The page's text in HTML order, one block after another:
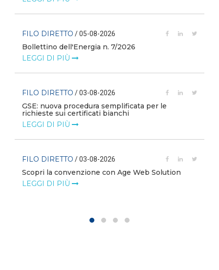
FILO DIRETTO / 05-08-2026
Bollettino dell'Energia n. 7/2026
LEGGI DI PIÙ
FILO DIRETTO / 03-08-2026
GSE: nuova procedura semplificata per le
richieste sui certificati bianchi
LEGGI DI PIÙ
FILO DIRETTO / 03-08-2026
Scopri la convenzione con Age Web Solution
LEGGI DI PIÙ